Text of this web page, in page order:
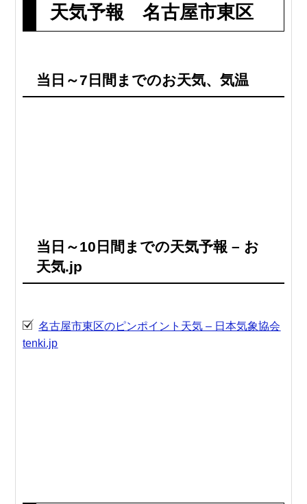
天気予報 名古屋市東区
当日～7日間までのお天気、気温
当日～10日間までの天気予報 – お
天気.jp
名古屋市東区のピンポイント天気 – 日本気象協会
tenki.jp